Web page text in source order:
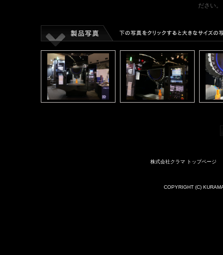
ださい。
株式会社クラマ トップページ